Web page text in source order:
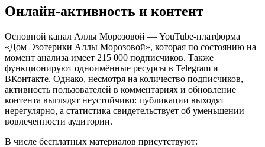
Онлайн-активность и контент
Основной канал Аллы Морозовой — YouTube-платформа
«Дом Эзотерики Аллы Морозовой», которая по состоянию на
момент анализа имеет 215 000 подписчиков. Также
функционируют одноимённые ресурсы в Telegram и
ВКонтакте. Однако, несмотря на количество подписчиков,
активность пользователей в комментариях и обновление
контента выглядят неустойчиво: публикации выходят
нерегулярно, а статистика свидетельствует об уменьшении
вовлеченности аудитории.
В числе бесплатных материалов присутствуют: